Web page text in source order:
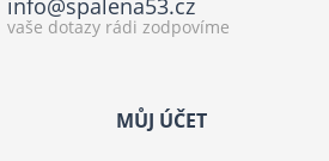
info@spalena53.cz
vaše dotazy rádi zodpovíme
MŮJ ÚČET